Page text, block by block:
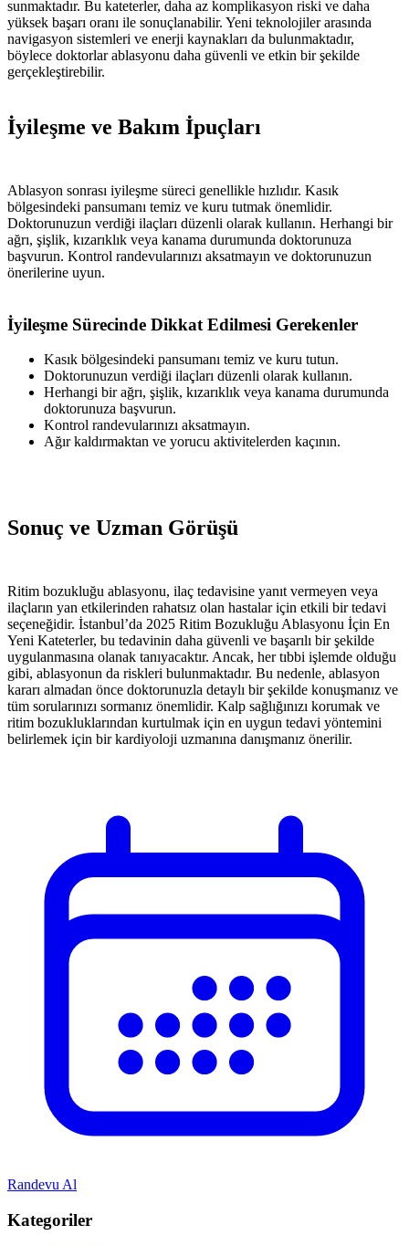
sunmaktadır. Bu kateterler, daha az komplikasyon riski ve daha
yüksek başarı oranı ile sonuçlanabilir. Yeni teknolojiler arasında
navigasyon sistemleri ve enerji kaynakları da bulunmaktadır,
böylece doktorlar ablasyonu daha güvenli ve etkin bir şekilde
gerçekleştirebilir.
İyileşme ve Bakım İpuçları
Ablasyon sonrası iyileşme süreci genellikle hızlıdır. Kasık
bölgesindeki pansumanı temiz ve kuru tutmak önemlidir.
Doktorunuzun verdiği ilaçları düzenli olarak kullanın. Herhangi bir
ağrı, şişlik, kızarıklık veya kanama durumunda doktorunuza
başvurun. Kontrol randevularınızı aksatmayın ve doktorunuzun
önerilerine uyun.
İyileşme Sürecinde Dikkat Edilmesi Gerekenler
Kasık bölgesindeki pansumanı temiz ve kuru tutun.
Doktorunuzun verdiği ilaçları düzenli olarak kullanın.
Herhangi bir ağrı, şişlik, kızarıklık veya kanama durumunda
doktorunuza başvurun.
Kontrol randevularınızı aksatmayın.
Ağır kaldırmaktan ve yorucu aktivitelerden kaçının.
Sonuç ve Uzman Görüşü
Ritim bozukluğu ablasyonu, ilaç tedavisine yanıt vermeyen veya
ilaçların yan etkilerinden rahatsız olan hastalar için etkili bir tedavi
seçeneğidir. İstanbul’da 2025 Ritim Bozukluğu Ablasyonu İçin En
Yeni Kateterler, bu tedavinin daha güvenli ve başarılı bir şekilde
uygulanmasına olanak tanıyacaktır. Ancak, her tıbbi işlemde olduğu
gibi, ablasyonun da riskleri bulunmaktadır. Bu nedenle, ablasyon
kararı almadan önce doktorunuzla detaylı bir şekilde konuşmanız ve
tüm sorularınızı sormanız önemlidir. Kalp sağlığınızı korumak ve
ritim bozukluklarından kurtulmak için en uygun tedavi yöntemini
belirlemek için bir kardiyoloji uzmanına danışmanız önerilir.
Randevu Al
Kategoriler